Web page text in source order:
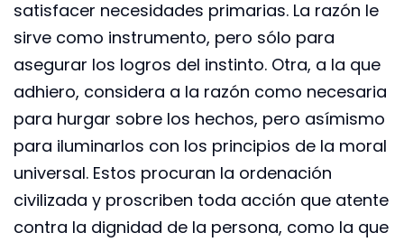
satisfacer necesidades primarias. La razón le
sirve como instrumento, pero sólo para
asegurar los logros del instinto. Otra, a la que
adhiero, considera a la razón como necesaria
para hurgar sobre los hechos, pero asímismo
para iluminarlos con los principios de la moral
universal. Estos procuran la ordenación
civilizada y proscriben toda acción que atente
contra la dignidad de la persona, como la que